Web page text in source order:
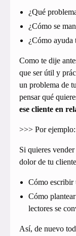
¿Qué
¿Cómo se
¿Cómo ayuda
Como te dije
que ser útil y
un problema de
pensar qué
ese cliente en
>>> Por ejemplo:
Si quieres vender
dolor de tu
Cómo escribir
Cómo
lectores se
Así, de nuevo